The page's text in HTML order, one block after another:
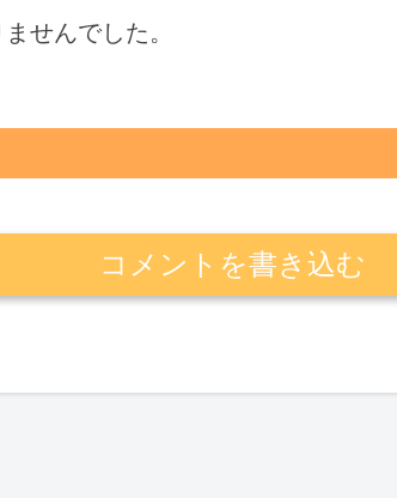
せんでした。
コメントを書き込む